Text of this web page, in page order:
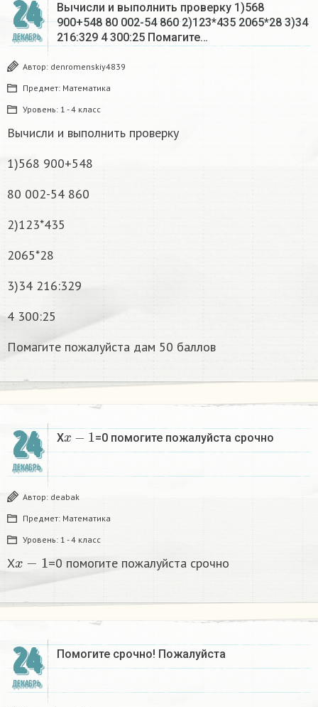
24
ДЕКАБРЬ
Вычисли и выполнить проверку 1)568
900+548 80 002-54 860 2)123*435 2065*28 3)34
216:329 4 300:25 Помагите…
Автор: denromenskiy4839
Предмет: Математика
Уровень: 1 - 4 класс
Вычисли и выполнить проверку
1)568 900+548
80 002-54 860
2)123*435
2065*28
3)34 216:329
4 300:25
Помагите пожалуйста дам 50 баллов
24
ДЕКАБРЬ
X
x−1
=0 помогите пожалуйста срочно
Автор: deabak
Предмет: Математика
Уровень: 1 - 4 класс
X =0 помогите пожалуйста срочно
24
ДЕКАБРЬ
Помогите срочно! Пожалуйста